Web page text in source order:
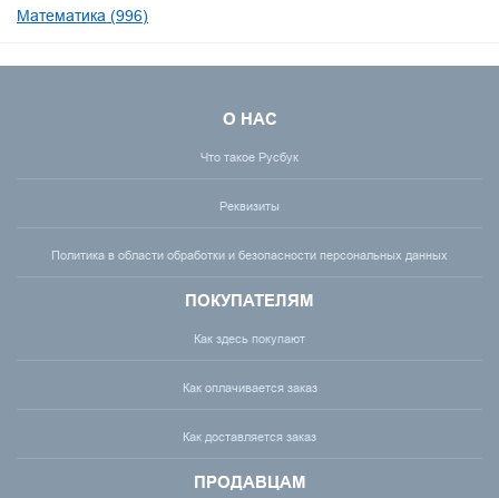
Математика (996)
О НАС
Что такое Русбук
Реквизиты
Политика в области обработки и безопасности персональных данных
ПОКУПАТЕЛЯМ
Как здесь покупают
Как оплачивается заказ
Как доставляется заказ
ПРОДАВЦАМ